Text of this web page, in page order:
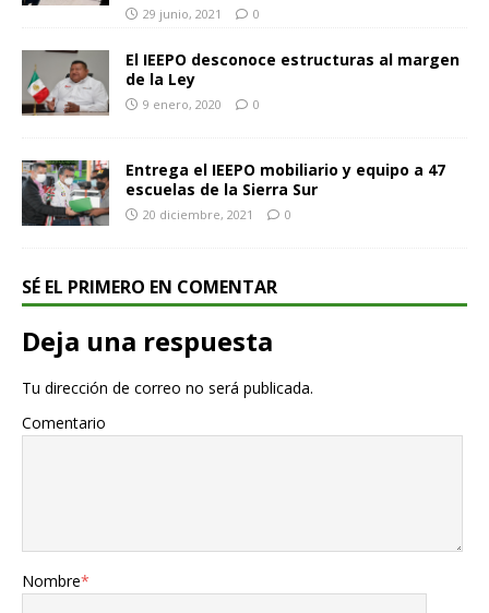
29 junio, 2021 0
El IEEPO desconoce estructuras al margen
de la Ley
9 enero, 2020 0
Entrega el IEEPO mobiliario y equipo a 47
escuelas de la Sierra Sur
20 diciembre, 2021 0
SÉ EL PRIMERO EN COMENTAR
Deja una respuesta
Tu dirección de correo no será publicada.
Comentario
Nombre*